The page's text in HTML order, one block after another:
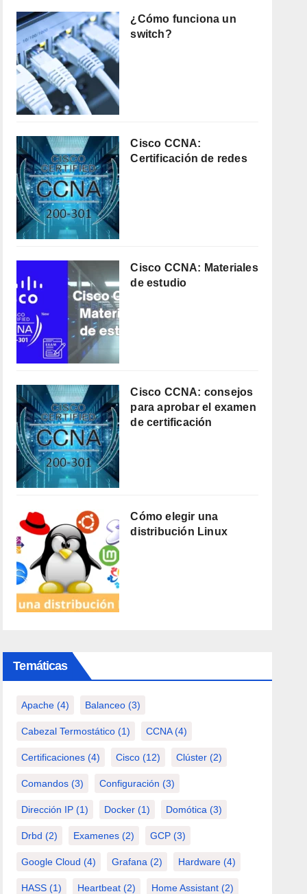
¿Cómo funciona un
switch?
Cisco CCNA:
Certificación de redes
Cisco CCNA: Materiales
de estudio
Cisco CCNA: consejos
para aprobar el examen
de certificación
Cómo elegir una
distribución Linux
Temáticas
Apache (4) Balanceo (3)
Cabezal Termostático (1) CCNA(4)
Certificaciones (4) Cisco (12) Clúster (2)
Comandos (3) Configuración (3)
Dirección IP (1) Docker (1) Domótica (3)
Drbd (2) Examenes (2) GCP (3)
Google Cloud (4) Grafana (2) Hardware (4)
HASS (1) Heartbeat (2) Home Assistant (2)